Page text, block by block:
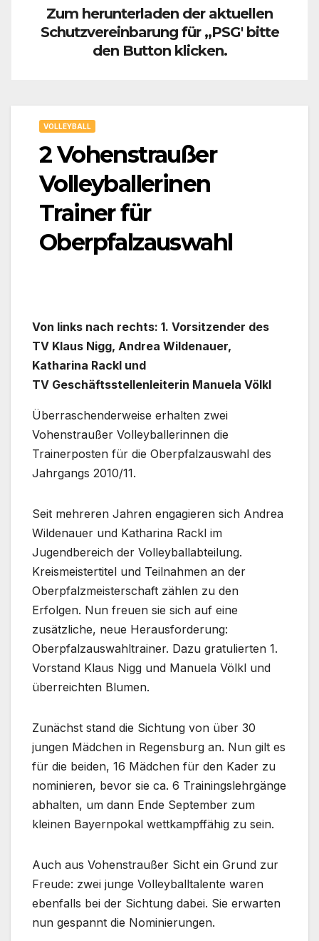
Zum herunterladen der aktuellen
Schutzvereinbarung für ,,PSG' bitte
den Button klicken.
VOLLEYBALL
2 Vohenstraußer
Volleyballerinen
Trainer für
Oberpfalzauswahl
Von links nach rechts: 1. Vorsitzender des
TV Klaus Nigg, Andrea Wildenauer,
Katharina Rackl und
TV Geschäftsstellenleiterin Manuela Völkl
Überraschenderweise erhalten zwei
Vohenstraußer Volleyballerinnen die
Trainerposten für die Oberpfalzauswahl des
Jahrgangs 2010/11.
Seit mehreren Jahren engagieren sich Andrea
Wildenauer und Katharina Rackl im
Jugendbereich der Volleyballabteilung.
Kreismeistertitel und Teilnahmen an der
Oberpfalzmeisterschaft zählen zu den
Erfolgen. Nun freuen sie sich auf eine
zusätzliche, neue Herausforderung:
Oberpfalzauswahltrainer. Dazu gratulierten 1.
Vorstand Klaus Nigg und Manuela Völkl und
überreichten Blumen.
Zunächst stand die Sichtung von über 30
jungen Mädchen in Regensburg an. Nun gilt es
für die beiden, 16 Mädchen für den Kader zu
nominieren, bevor sie ca. 6 Trainingslehrgänge
abhalten, um dann Ende September zum
kleinen Bayernpokal wettkampffähig zu sein.
Auch aus Vohenstraußer Sicht ein Grund zur
Freude: zwei junge Volleyballtalente waren
ebenfalls bei der Sichtung dabei. Sie erwarten
nun gespannt die Nominierungen.